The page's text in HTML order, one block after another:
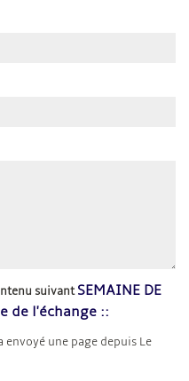
suivant SEMAINE DE
de l'échange ::
envoyé une page depuis Le